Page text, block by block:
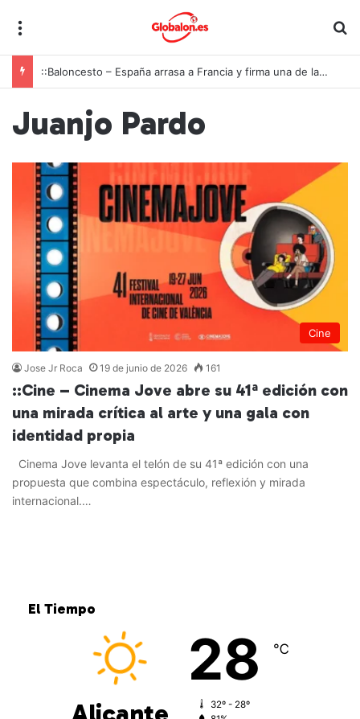
::Baloncesto – España arrasa a Francia y firma una de las mayores exhibiciones de la historia para conquistar el oro europeo U18
Juanjo Pardo
Cine
Jose Jr Roca 19 de junio de 2026 161
::Cine – Cinema Jove abre su 41ª edición con
una mirada crítica al arte y una gala con
identidad propia
Cinema Jove levanta el telón de su 41ª edición con una
propuesta que combina espectáculo, reflexión y mirada
internacional.…
El Tiempo
28 ℃
32º - 28º